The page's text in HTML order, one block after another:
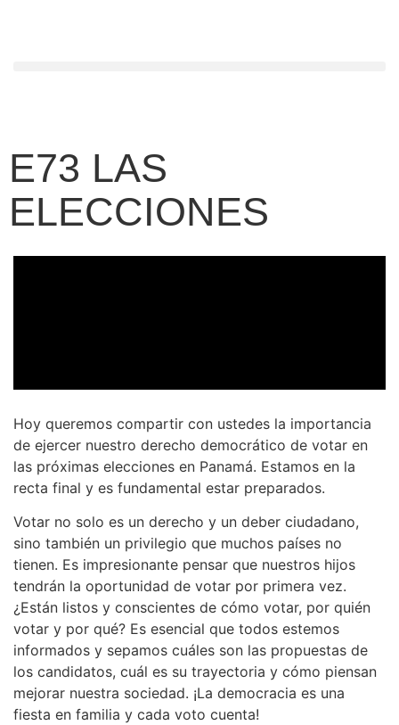
E73 LAS
ELECCIONES
Hoy queremos compartir con ustedes la importancia
de ejercer nuestro derecho democrático de votar en
las próximas elecciones en Panamá. Estamos en la
recta final y es fundamental estar preparados.
Votar no solo es un derecho y un deber ciudadano,
sino también un privilegio que muchos países no
tienen. Es impresionante pensar que nuestros hijos
tendrán la oportunidad de votar por primera vez.
¿Están listos y conscientes de cómo votar, por quién
votar y por qué? Es esencial que todos estemos
informados y sepamos cuáles son las propuestas de
los candidatos, cuál es su trayectoria y cómo piensan
mejorar nuestra sociedad. ¡La democracia es una
fiesta en familia y cada voto cuenta!